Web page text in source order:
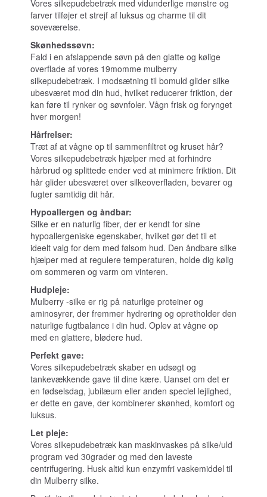
Vores silkepudebetræk med vidunderlige mønstre og
farver tilføjer et strejf af luksus og charme til dit
soveværelse.
Skønhedssøvn:
Fald i en afslappende søvn på den glatte og kølige
overflade af vores 19momme mulberry
silkepudebetræk. I modsætning til bomuld glider silke
ubesværet mod din hud, hvilket reducerer friktion, der
kan føre til rynker og søvnfoler. Vågn frisk og forynget
hver morgen!
Hårfrelser:
Træt af at vågne op til sammenfiltret og kruset hår?
Vores silkepudebetræk hjælper med at forhindre
hårbrud og splittede ender ved at minimere friktion. Dit
hår glider ubesværet over silkeoverfladen, bevarer og
fugter samtidig dit hår.
Hypoallergen og åndbar:
Silke er en naturlig fiber, der er kendt for sine
hypoallergeniske egenskaber, hvilket gør det til et
ideelt valg for dem med følsom hud. Den åndbare silke
hjælper med at regulere temperaturen, holde dig kølig
om sommeren og varm om vinteren.
Hudpleje:
Mulberry -silke er rig på naturlige proteiner og
aminosyrer, der fremmer hydrering og opretholder den
naturlige fugtbalance i din hud. Oplev at vågne op
med en glattere, blødere hud.
Perfekt gave:
Vores silkepudebetræk skaber en udsøgt og
tankevækkende gave til dine kære. Uanset om det er
en fødselsdag, jubilæum eller anden speciel lejlighed,
er dette en gave, der kombinerer skønhed, komfort og
luksus.
Let pleje:
Vores silkepudebetræk kan maskinvaskes på silke/uld
program ved 30grader og med den laveste
centrifugering. Husk altid kun enzymfri vaskemiddel til
din Mulberry silke.